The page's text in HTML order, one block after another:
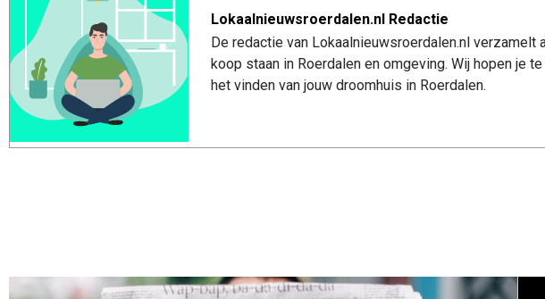
Lokaalnieuwsroerdalen.nl Redactie
De redactie van Lokaalnieuwsroerdalen.nl verzamelt
koop staan in Roerdalen en omgeving. Wij hopen je
het vinden van jouw droomhuis in Roerdalen.